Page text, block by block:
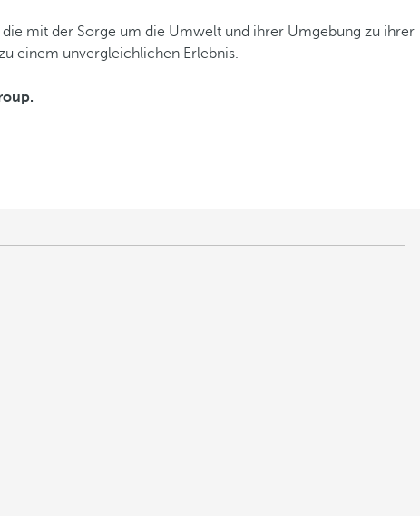
die mit der Sorge um die Umwelt und ihrer Umgebung zu ihrer
einem unvergleichlichen Erlebnis.